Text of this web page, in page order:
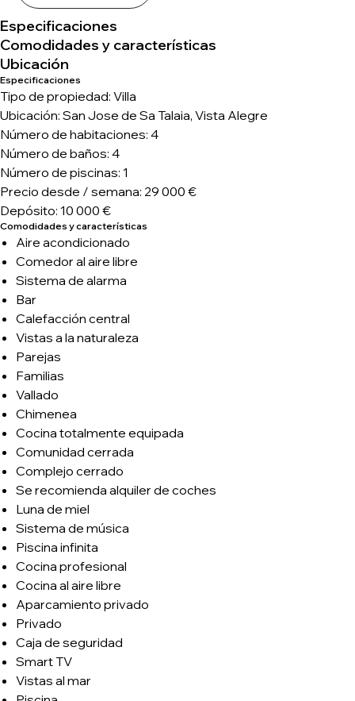
Especificaciones
Comodidades y características
Ubicación
Especificaciones
Tipo de propiedad: Villa
Ubicación: San Jose de Sa Talaia, Vista Alegre
Número de habitaciones: 4
Número de baños: 4
Número de piscinas: 1
Precio desde / semana: 29 000 €
Depósito: 10 000 €
Comodidades y características
Aire acondicionado
Comedor al aire libre
Sistema de alarma
Bar
Calefacción central
Vistas a la naturaleza
Parejas
Familias
Vallado
Chimenea
Cocina totalmente equipada
Comunidad cerrada
Complejo cerrado
Se recomienda alquiler de coches
Luna de miel
Sistema de música
Piscina infinita
Cocina profesional
Cocina al aire libre
Aparcamiento privado
Privado
Caja de seguridad
Smart TV
Vistas al mar